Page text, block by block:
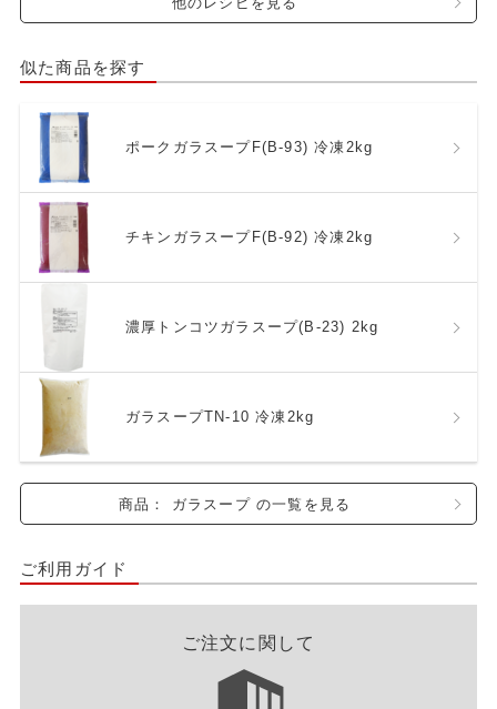
似た商品を探す
ポークガラスープF(B-93) 冷凍2kg
チキンガラスープF(B-92) 冷凍2kg
濃厚トンコツガラスープ(B-23) 2kg
ガラスープTN-10 冷凍2kg
商品： ガラスープ の一覧を見る
ご利用ガイド
ご注文に関して